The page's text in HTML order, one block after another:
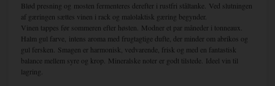
Blød presning og mosten fermenteres derefter i rustfri ståltanke. Ved slutningen
af ​​gæringen sættes vinen i rack og malolaktisk gæring begynder.
Vinen tappes før sommeren efter høsten. Modner et par måneder i tonneaux.
Halm gul farve, intens aroma med frugtagtige dufte, der minder om abrikos og
gul fersken. Smagen er harmonisk, vedvarende, frisk og med en fantastisk
balance mellem syre og krop. Mineralske noter er godt tilstede. Ideel vin til
lagring.